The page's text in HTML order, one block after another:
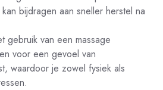
bijdragen aan sneller herstel na
gebruik van een massage
voor een gevoel van
waardoor je zowel fysiek als